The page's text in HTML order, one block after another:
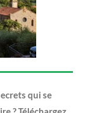
qui se